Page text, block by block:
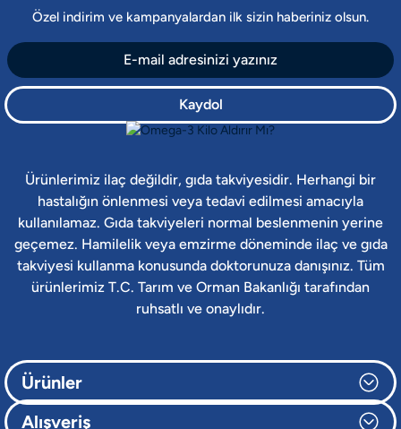
Özel indirim ve kampanyalardan ilk sizin haberiniz olsun.
Kaydol
Ürünlerimiz ilaç değildir, gıda takviyesidir. Herhangi bir
hastalığın önlenmesi veya tedavi edilmesi amacıyla
kullanılamaz. Gıda takviyeleri normal beslenmenin yerine
geçemez. Hamilelik veya emzirme döneminde ilaç ve gıda
takviyesi kullanma konusunda doktorunuza danışınız. Tüm
ürünlerimiz T.C. Tarım ve Orman Bakanlığı tarafından
ruhsatlı ve onaylıdır.
Ürünler
Alışveriş